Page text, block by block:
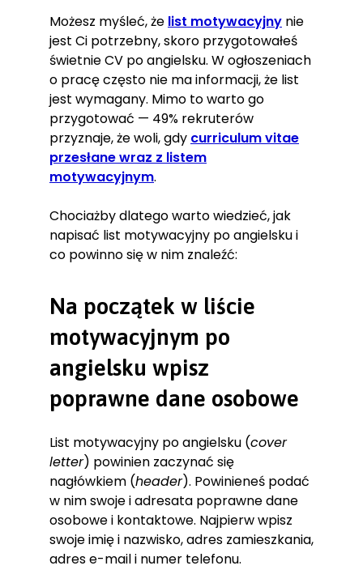
Możesz myśleć, że list motywacyjny nie
jest Ci potrzebny, skoro przygotowałeś
świetnie CV po angielsku. W ogłoszeniach
o pracę często nie ma informacji, że list
jest wymagany. Mimo to warto go
przygotować — 49% rekruterów
przyznaje, że woli, gdy curriculum vitae
przesłane wraz z listem
motywacyjnym.
Chociażby dlatego warto wiedzieć, jak
napisać list motywacyjny po angielsku i
co powinno się w nim znaleźć:
Na początek w liście
motywacyjnym po
angielsku wpisz
poprawne dane osobowe
List motywacyjny po angielsku (cover
letter) powinien zaczynać się
nagłówkiem (header). Powinieneś podać
w nim swoje i adresata poprawne dane
osobowe i kontaktowe. Najpierw wpisz
swoje imię i nazwisko, adres zamieszkania,
adres e-mail i numer telefonu.